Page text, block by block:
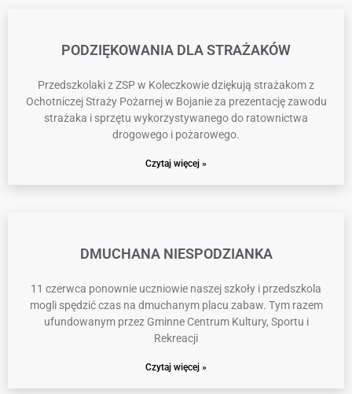
PODZIĘKOWANIA DLA STRAŻAKÓW
Przedszkolaki z ZSP w Koleczkowie dziękują strażakom z
Ochotniczej Straży Pożarnej w Bojanie za prezentację zawodu
strażaka i sprzętu wykorzystywanego do ratownictwa
drogowego i pożarowego.
Czytaj więcej »
DMUCHANA NIESPODZIANKA
11 czerwca ponownie uczniowie naszej szkoły i przedszkola
mogli spędzić czas na dmuchanym placu zabaw. Tym razem
ufundowanym przez Gminne Centrum Kultury, Sportu i
Rekreacji
Czytaj więcej »